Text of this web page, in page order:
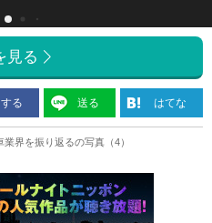
見る
る 送る はてな
界を振り返るの写真（4）